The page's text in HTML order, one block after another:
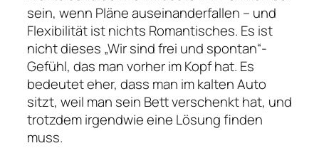
sein, wenn Pläne auseinanderfallen – und
Flexibilität ist nichts Romantisches. Es ist
nicht dieses „Wir sind frei und spontan“-
Gefühl, das man vorher im Kopf hat. Es
bedeutet eher, dass man im kalten Auto
sitzt, weil man sein Bett verschenkt hat, und
trotzdem irgendwie eine Lösung finden
muss.